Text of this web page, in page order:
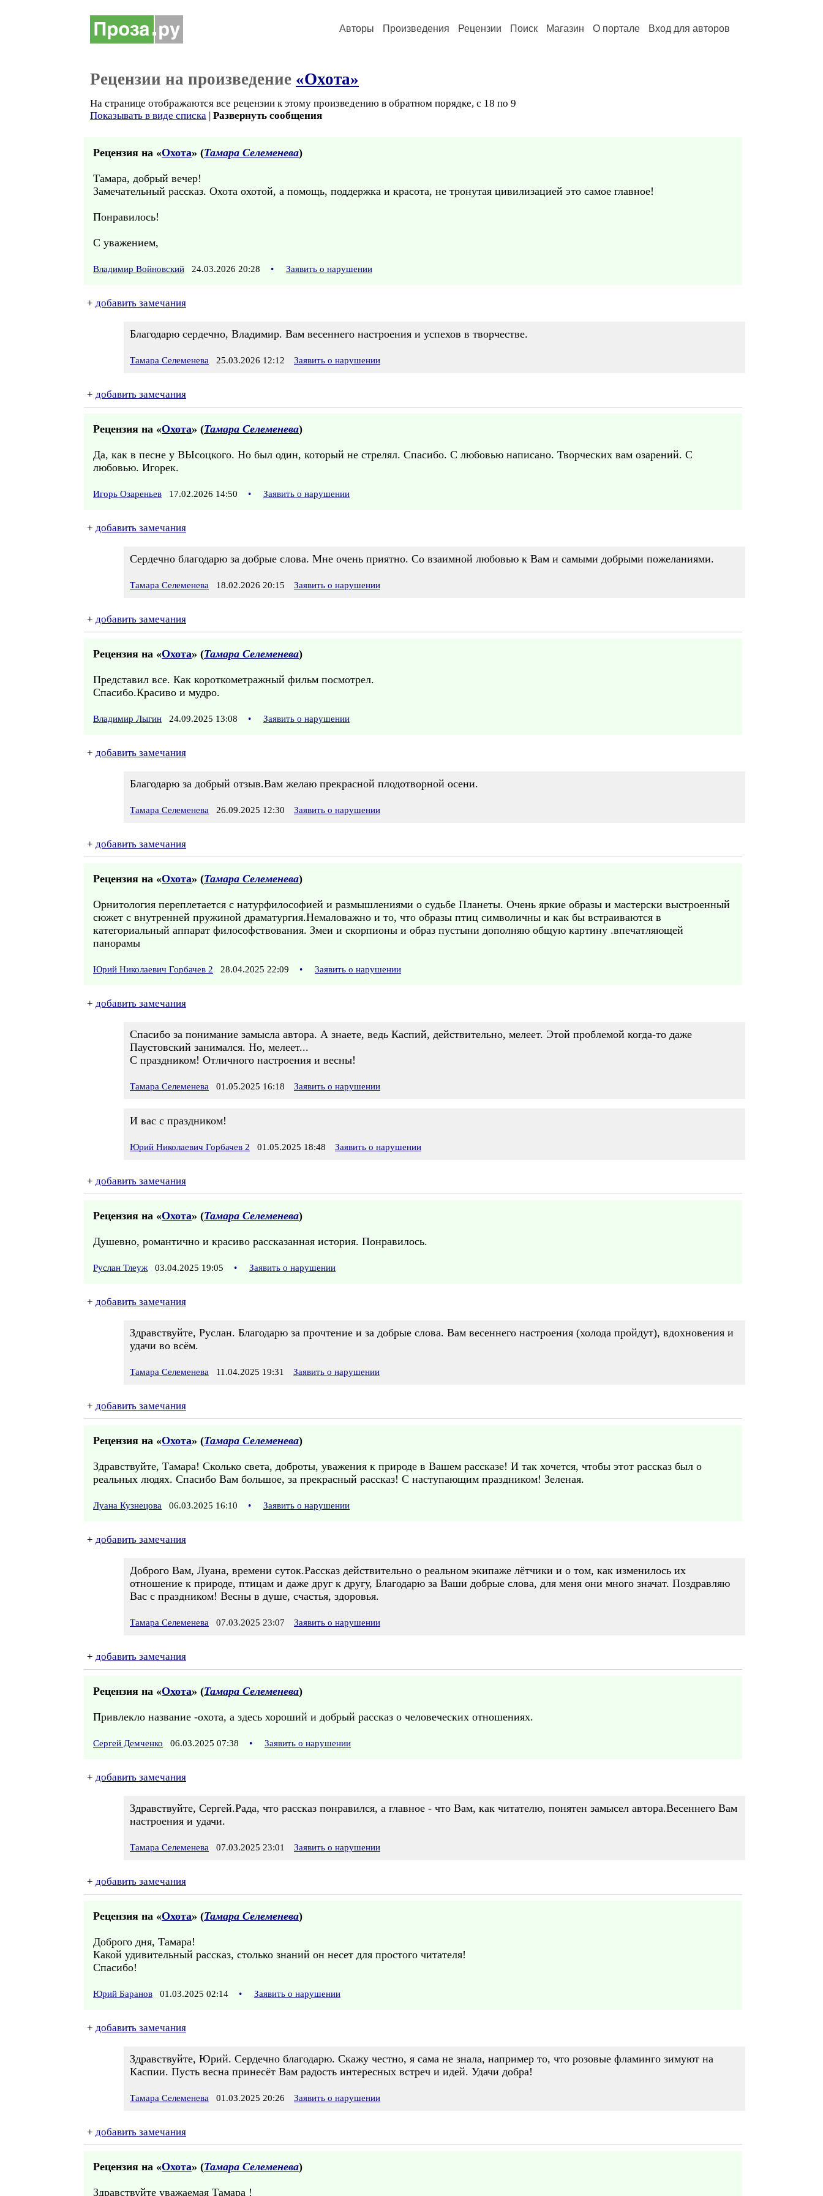
Авторы Произведения Рецензии Поиск Магазин О портале Вход для авторов
Рецензии на произведение «Охота»
На странице отображаются все рецензии к этому произведению в обратном порядке, с 18 по 9
Показывать в виде списка | Развернуть сообщения
Рецензия на «Охота» (Тамара Селеменева)
Тамара, добрый вечер!
Замечательный рассказ. Охота охотой, а помощь, поддержка и красота, не тронутая цивилизацией это самое главное!
Понравилось!
С уважением,
Владимир Войновский 24.03.2026 20:28 • Заявить о нарушении
+ добавить замечания
Благодарю сердечно, Владимир. Вам весеннего настроения и успехов в творчестве.
Тамара Селеменева 25.03.2026 12:12 Заявить о нарушении
+ добавить замечания
Рецензия на «Охота» (Тамара Селеменева)
Да, как в песне у ВЫсоцкого. Но был один, который не стрелял. Спасибо. С любовью написано. Творческих вам озарений. С
любовью. Игорек.
Игорь Озареньев 17.02.2026 14:50 • Заявить о нарушении
+ добавить замечания
Сердечно благодарю за добрые слова. Мне очень приятно. Со взаимной любовью к Вам и самыми добрыми пожеланиями.
Тамара Селеменева 18.02.2026 20:15 Заявить о нарушении
+ добавить замечания
Рецензия на «Охота» (Тамара Селеменева)
Представил все. Как короткометражный фильм посмотрел.
Спасибо.Красиво и мудро.
Владимир Лыгин 24.09.2025 13:08 • Заявить о нарушении
+ добавить замечания
Благодарю за добрый отзыв.Вам желаю прекрасной плодотворной осени.
Тамара Селеменева 26.09.2025 12:30 Заявить о нарушении
+ добавить замечания
Рецензия на «Охота» (Тамара Селеменева)
Орнитология переплетается с натурфилософией и размышлениями о судьбе Планеты. Очень яркие образы и мастерски выстроенный
сюжет с внутренней пружиной драматургия.Немаловажно и то, что образы птиц символичны и как бы встраиваются в
категориальный аппарат философствования. Змеи и скорпионы и образ пустыни дополняю общую картину .впечатляющей
панорамы
Юрий Николаевич Горбачев 2 28.04.2025 22:09 • Заявить о нарушении
+ добавить замечания
Спасибо за понимание замысла автора. А знаете, ведь Каспий, действительно, мелеет. Этой проблемой когда-то даже
Паустовский занимался. Но, мелеет...
С праздником! Отличного настроения и весны!
Тамара Селеменева 01.05.2025 16:18 Заявить о нарушении
И вас с праздником!
Юрий Николаевич Горбачев 2 01.05.2025 18:48 Заявить о нарушении
+ добавить замечания
Рецензия на «Охота» (Тамара Селеменева)
Душевно, романтично и красиво рассказанная история. Понравилось.
Руслан Тлеуж 03.04.2025 19:05 • Заявить о нарушении
+ добавить замечания
Здравствуйте, Руслан. Благодарю за прочтение и за добрые слова. Вам весеннего настроения (холода пройдут), вдохновения и
удачи во всём.
Тамара Селеменева 11.04.2025 19:31 Заявить о нарушении
+ добавить замечания
Рецензия на «Охота» (Тамара Селеменева)
Здравствуйте, Тамара! Сколько света, доброты, уважения к природе в Вашем рассказе! И так хочется, чтобы этот рассказ был о
реальных людях. Спасибо Вам большое, за прекрасный рассказ! С наступающим праздником! Зеленая.
Луана Кузнецова 06.03.2025 16:10 • Заявить о нарушении
+ добавить замечания
Доброго Вам, Луана, времени суток.Рассказ действительно о реальном экипаже лётчики и о том, как изменилось их
отношение к природе, птицам и даже друг к другу, Благодарю за Ваши добрые слова, для меня они много значат. Поздравляю
Вас с праздником! Весны в душе, счастья, здоровья.
Тамара Селеменева 07.03.2025 23:07 Заявить о нарушении
+ добавить замечания
Рецензия на «Охота» (Тамара Селеменева)
Привлекло название -охота, а здесь хороший и добрый рассказ о человеческих отношениях.
Сергей Демченко 06.03.2025 07:38 • Заявить о нарушении
+ добавить замечания
Здравствуйте, Сергей.Рада, что рассказ понравился, а главное - что Вам, как читателю, понятен замысел автора.Весеннего Вам
настроения и удачи.
Тамара Селеменева 07.03.2025 23:01 Заявить о нарушении
+ добавить замечания
Рецензия на «Охота» (Тамара Селеменева)
Доброго дня, Тамара!
Какой удивительный рассказ, столько знаний он несет для простого читателя!
Спасибо!
Юрий Баранов 01.03.2025 02:14 • Заявить о нарушении
+ добавить замечания
Здравствуйте, Юрий. Сердечно благодарю. Скажу честно, я сама не знала, например то, что розовые фламинго зимуют на
Каспии. Пусть весна принесёт Вам радость интересных встреч и идей. Удачи добра!
Тамара Селеменева 01.03.2025 20:26 Заявить о нарушении
+ добавить замечания
Рецензия на «Охота» (Тамара Селеменева)
Здравствуйте уважаемая Тамара !